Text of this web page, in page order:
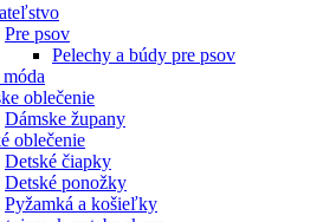
Pre psov
Pelechy a búdy pre psov
oblečenie
Dámske župany
oblečenie
Detské čiapky
Detské ponožky
Pyžamká a košieľky